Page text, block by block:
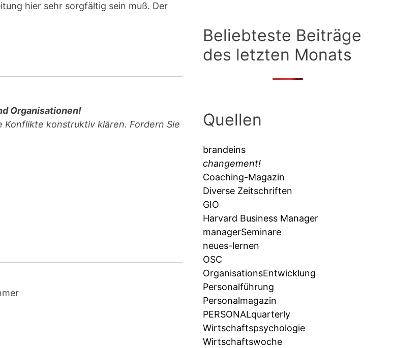
hier sehr sorgfältig sein muß. Der
Organisationen!
Konflikte konstruktiv klären. Fordern Sie
Beliebteste Beiträge
des letzten Monats
Quellen
brandeins
changement!
Coaching-Magazin
Diverse Zeitschriften
GIO
Harvard Business Manager
managerSeminare
neues-lernen
OSC
OrganisationsEntwicklung
Personalführung
Personalmagazin
PERSONALquarterly
Wirtschaftspsychologie
Wirtschaftswoche